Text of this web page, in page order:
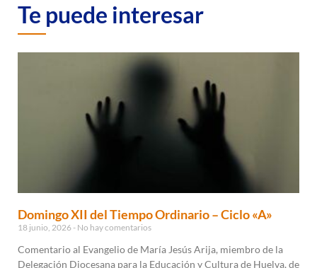
Te puede interesar
Domingo XII del Tiempo Ordinario – Ciclo «A»
18 junio, 2026 No hay comentarios
Comentario al Evangelio de María Jesús Arija, miembro de la
Delegación Diocesana para la Educación y Cultura de Huelva, de